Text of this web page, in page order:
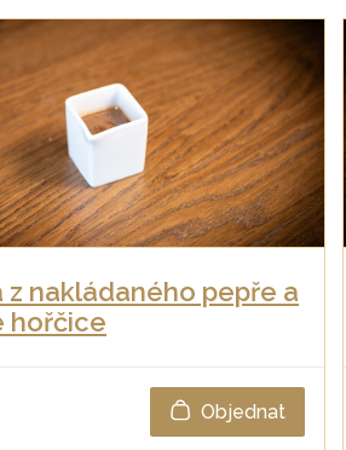
z nakládaného pepře a
hořčice
Objednat